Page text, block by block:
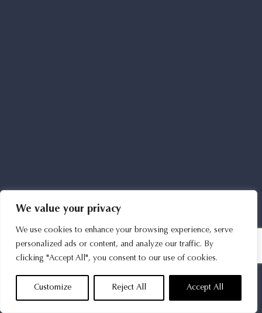
We value your privacy
We use cookies to enhance your browsing experience, serve
personalized ads or content, and analyze our traffic. By
clicking "Accept All", you consent to our use of cookies.
Customize Reject All Accept All